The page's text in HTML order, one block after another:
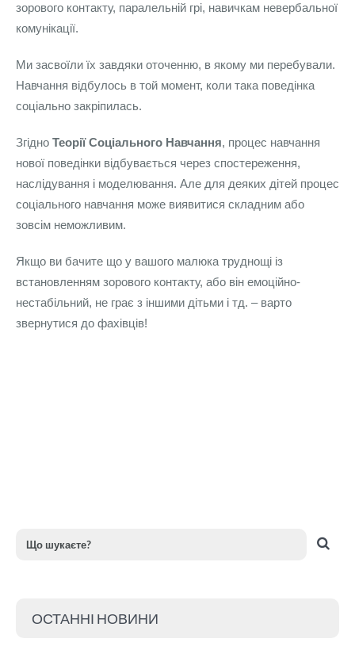
зорового контакту, паралельній грі, навичкам невербальної
комунікації.
Ми засвоїли їх завдяки оточенню, в якому ми перебували.
Навчання відбулось в той момент, коли така поведінка
соціально закріпилась.
Згідно Теорії Соціального Навчання, процес навчання
нової поведінки відбувається через спостереження,
наслідування і моделювання. Але для деяких дітей процес
соціального навчання може виявитися складним або
зовсім неможливим.
Якщо ви бачите що у вашого малюка труднощі із
встановленням зорового контакту, або він емоційно-
нестабільний, не грає з іншими дітьми і тд. – варто
звернутися до фахівців!
ОСТАННІ НОВИНИ